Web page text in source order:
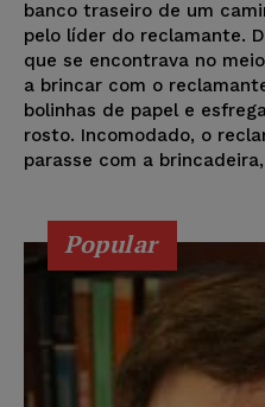
banco traseiro de um
pelo líder do reclamante.
que se encontrava no
a brincar com o
bolinhas de papel e
rosto. Incomodado, o
parasse com a
Popular